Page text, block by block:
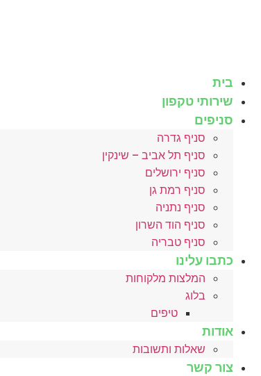
בית
שירותי טקפון
סניפים
סניף גדרה
סניף תל אביב – שינקין
סניף ירושלים
סניף רמת גן
סניף נתניה
סניף הוד השרון
סניף טבריה
כתבו עלינו
המלצות מלקוחות
בלוג
טיפים
אודות
שאלות ותשובות
צור קשר